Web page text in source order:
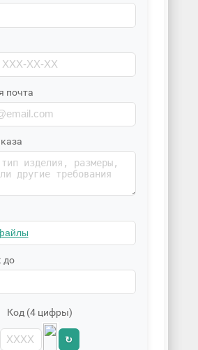
почта
до
Код (4 цифры)
↻